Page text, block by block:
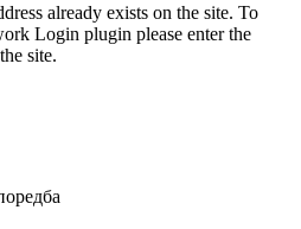
already exists on the site. To
Login plugin please enter the
site.